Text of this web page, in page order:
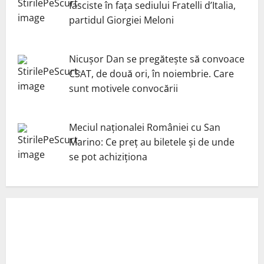
fasciste în fața sediului Fratelli d’Italia,
partidul Giorgiei Meloni
Nicuşor Dan se pregăteşte să convoace
CSAT, de două ori, în noiembrie. Care
sunt motivele convocării
Meciul naționalei României cu San
Marino: Ce preț au biletele și de unde
se pot achiziționa